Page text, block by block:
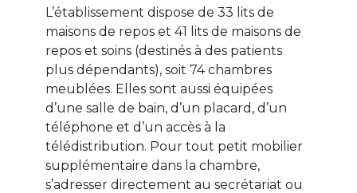
L’établissement dispose de 33 lits de
maisons de repos et 41 lits de maisons de
repos et soins (destinés à des patients
plus dépendants), soit 74 chambres
meublées. Elles sont aussi équipées
d’une salle de bain, d’un placard, d’un
téléphone et d’un accès à la
télédistribution. Pour tout petit mobilier
supplémentaire dans la chambre,
s’adresser directement au secrétariat ou